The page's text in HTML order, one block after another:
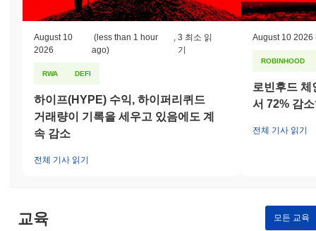
점이 포함됩니다. 이러한 위험을 완화하기 위해, 이 프로젝트는 강
력한 보안 감사 프로그램을 수립하고 정기적인 업데이트 및 커뮤니
티 참여 이니셔티브를 통해 투명성을 유지하고 있습니다.
Gigachad (GIGA) FAQ – 핵심 지표 및 시장 인
사이트
Gigachad (GIGA)는 어디에서 구매할 수 있나요?
Gigachad (GIGA)는 centralized 암호화폐 거래소에서 널리 이용할
래 쌍은 24시간 거래량이
지난 24시간 동안 Gigachad의 거래량은
, 전날 대비
August 10
2026
(less than 1 hour
ago)
3 최소 읽
기
RWA DEFI
하이프(HYPE) 수익, 하이퍼리퀴드
거래량이 기록을 세우고 있음에도 계
속 감소
전체 기사 읽기
August 10 2026
ROBINHOOD
로빈후드 체
서 72% 감
전체 기사 읽기
교육 모든 교육